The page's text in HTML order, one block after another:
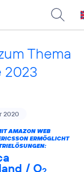
Thema
2023
2020
AMAZON WEB
ERMÖGLICHT
/ O